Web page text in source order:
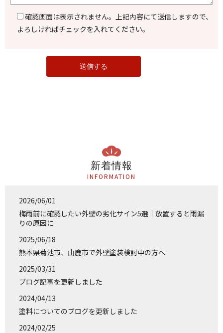
確認画面は表示されません。上記内容にて送信しますので、
よろしければチェックを入れてください。
新着情報
INFORMATION
2026/06/01
梅雨前に確認したい外壁の劣化サイン5選｜放置すると雨漏
りの原因に
2025/06/18
熊本県菊池市、山鹿市で外壁塗装検討中の方へ
2025/03/31
ブログ記事を更新しました
2024/04/13
塗料についてのブログを更新しました
2024/02/25